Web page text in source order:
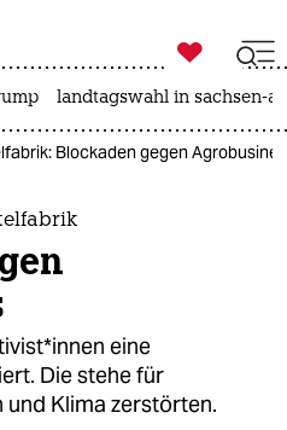
ich

taz zahl ich
landtagswahl in sachsen-
Blockaden gegen
eine
Die stehe für
und Klima zerstörten.